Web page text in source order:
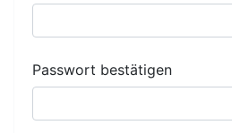
Passwort bestätigen